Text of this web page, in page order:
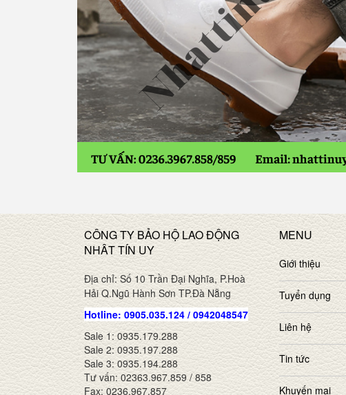
CÔNG TY BẢO HỘ LAO ĐỘNG
NHÂT TÍN UY
Địa chỉ: Số 10 Trần Đại Nghĩa, P.Hoà
Hải Q.Ngũ Hành Sơn TP.Đà Nẵng
Hotline: 0905.035.124 / 0942048547
Sale 1: 0935.179.288
Sale 2: 0935.197.288
Sale 3: 0935.194.288
Tư vấn: 02363.967.859 / 858
Fax: 0236.967.857
MENU
Giới thiệu
Tuyển dụng
Liên hệ
Tin tức
Khuyến mại